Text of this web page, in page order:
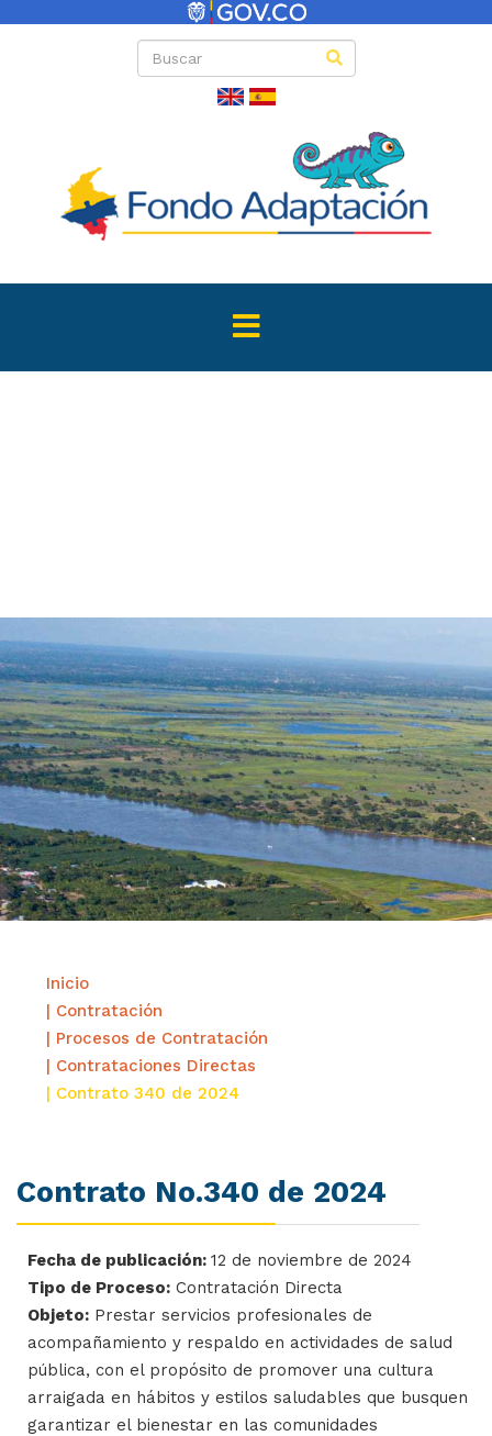
Directas
Inicio
| Contratación
| Procesos de Contratación
| Contrataciones Directas
| Contrato 340 de 2024
Contrato No.340 de 2024
Fecha de publicación: 12 de noviembre de 2024
Tipo de Proceso: Contratación Directa
Objeto: Prestar servicios profesionales de
acompañamiento y respaldo en actividades de salud
pública, con el propósito de promover una cultura
arraigada en hábitos y estilos saludables que busquen
garantizar el bienestar en las comunidades